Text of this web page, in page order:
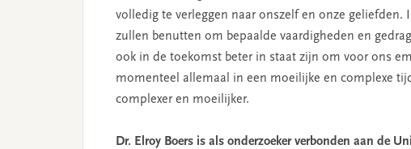
volledig te verleggen naar onszelf en onze
zullen benutten om bepaalde vaardigheden en
ook in de toekomst beter in staat zijn om voor ons
momenteel allemaal in een moeilijke en complexe
complexer en moeilijker.
Dr. Elroy Boers is als onderzoeker verbonden aan de